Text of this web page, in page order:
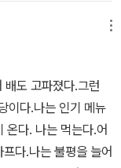
춘다(정진영 번역, A
사했다.우리가 무
저기 떠도는 ‘인종
괴물이다. 죽여도 다
대로 보지 못한다. 눈
의 침묵과 무관심을
의 주석>* 『크툴
도 잘못된 표기법이
7, 1985년 11월 8
방영)동방의 별
1986년 2월 14일 방
여기서 내근을 하고
를 사오는 동안에
요. 내가 돌아왔을
고 있었어요. 너무나
니다. 너무 신이 나서
없이 방에서 뛰쳐나
다시는 이 방에는 들
드’로 잘못 썼다. 구
. 《러브크래프트
, 아니면 류지선 씨가
은 정식 명칭이기 때
작업에 착수한 정진
개』 이외에도 러브
모델』에서는 비중
인종을 지배하는
람들을 세뇌해왔다.
프트도 예외가 아니
에게 아프리카 대륙
하는 야만인들이 사
언'으로 옮긴 원어는
가 있다. 아메리카 원
트 지음, 정진영,류
래프트' 전집중에
이 가장 읽기 힘들었
졌는데, 분위기도 비
지는 이상한 경험을
짧은 단편들을 출간
들이 나중에 그의 중
기적인 스타일 좋아
를 자주 찾는편인데,
요. 굉장히 나쁘지
견이 생겼었던것 같
들을 만나다보면서
공포계의 톨킨인지
면 기력이 쪽쪽 뽑히
날린이 솟구쳐 다시
도 고파졌다.그런
이다.나는 인기 메뉴
온다. 나는 먹는다.어
다.나는 불평을 늘어